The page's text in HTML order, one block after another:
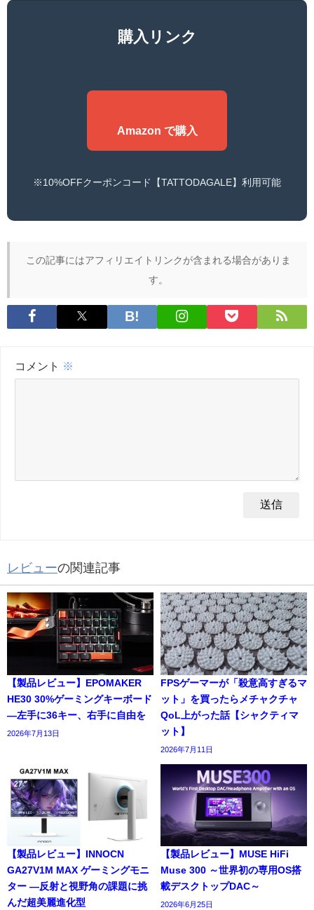
購入リンク
Amazon で購入
※10%OFFクーポンコード【TATTODAGALE】利用可能
この記事にはアフィリエイトリンクが含まれる場合がありま
す。
コメント ※
レビューの関連記事
【製品レビュー】EPOMAKER
HE30 30%ゲーミングキーボード
―左手に36キー、右手に自由を
2026年7月13日
FPSゲーマーが「殺意高すぎるマ
ット」を買ったらメチャクチャ
QoL上がった話【シャクティマ
ット】
2026年7月11日
【製品レビュー】INNOCN
GA27V1M MAX ゲーミングモニ
ター ―反射と視野角の課題に挑
んだ超美麗進化型
【製品レビュー】MUSE HiFi
Muse 300 ～世界初の専用OS搭
載デスクトップDAC～
2026年6月25日